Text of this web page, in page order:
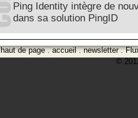
Ping Identity intègre de
dans sa solution PingID
haut de page.accueil.newsletter.
©